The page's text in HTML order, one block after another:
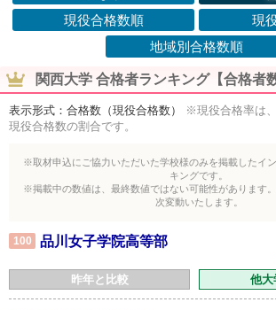
現役合格数順
現
地域別合格数順
関西大学 合格者ランキング【合格者
表示形式：合格数（現役合格数）
※現役合格率は
現役合格数の割合です。
※取材申込にご協力いただいた学校様のみを掲載したイ
キングです。
※掲載中の数値は、最終数値ではない可能性があります
次変動いたします。
100 品川女子学院高等部
昨年と比較 他大